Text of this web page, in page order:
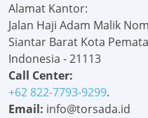
Alamat Kantor:
Jalan Haji Adam Malik
Siantar Barat Kota
Indonesia - 21113
Call Center:
+62 822-7793-9299.
Email: info@torsada.id